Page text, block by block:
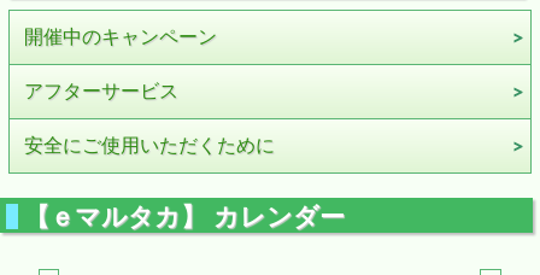
開催中のキャンペーン
アフターサービス
安全にご使用いただくために
【ｅマルタカ】 カレンダー